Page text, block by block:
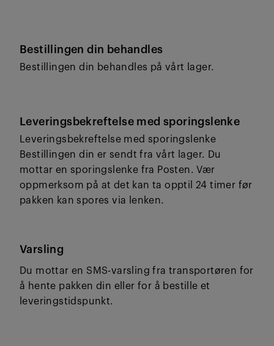
Bestillingen din behandles
Bestillingen din behandles på vårt lager.
Leveringsbekreftelse med sporingslenke
Leveringsbekreftelse med sporingslenke
Bestillingen din er sendt fra vårt lager. Du
mottar en sporingslenke fra Posten. Vær
oppmerksom på at det kan ta opptil 24 timer før
pakken kan spores via lenken.
Varsling
Du mottar en SMS-varsling fra transportøren for
å hente pakken din eller for å bestille et
leveringstidspunkt.